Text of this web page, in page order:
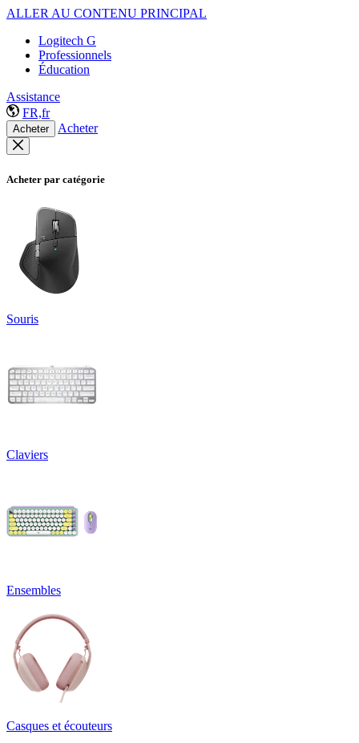
ALLER AU CONTENU PRINCIPAL
Logitech G
Professionnels
Éducation
Assistance
FR,fr
Acheter Acheter
Acheter par catégorie
Souris
Claviers
Ensembles
Casques et écouteurs